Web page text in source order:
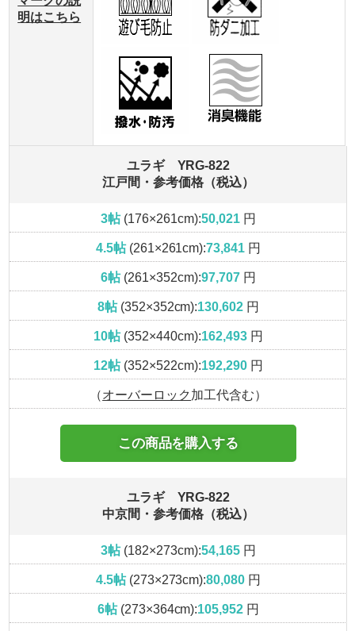
明はこちら
ユラギ YRG-822
江戸間・参考価格（税込）
3帖(176×261cm):50,021円
4.5帖(261×261cm):73,841 円
6帖(261×352cm):97,707円
8帖(352×352cm):130,602 円
10帖(352×440cm):162,493円
12帖(352×522cm):192,290円
（オーバーロック 加工代含む）
この商品を購入する
ユラギ YRG-822
中京間・参考価格（税込）
3帖(182×273cm):54,165円
4.5帖(273×273cm):80,080 円
6帖(273×364cm):105,952 円